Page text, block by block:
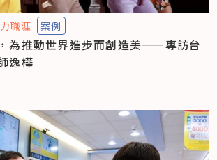
職涯 案例
為推動世界進步而創造美——專訪台
逸樺